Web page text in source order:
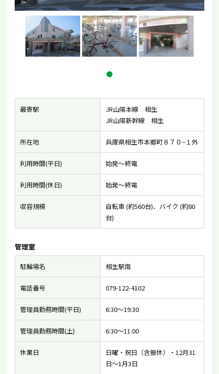
最寄駅
JR山陽本線 相生
JR山陽新幹線 相生
所在地 兵庫県相生市本郷町８７０−１外
利用時間(平日) 始発〜終電
利用時間(休日) 始発〜終電
収容規模
自転車 (約560台)、バイク (約80
台)
管理室
駐輪場名 相生駅南
電話番号 079-122-4102
管理員勤務時間(平日) 6:30〜19:30
管理員勤務時間(土) 6:30〜11:00
休業日
日曜・祝日（含振休）・12月31
日〜1月3日